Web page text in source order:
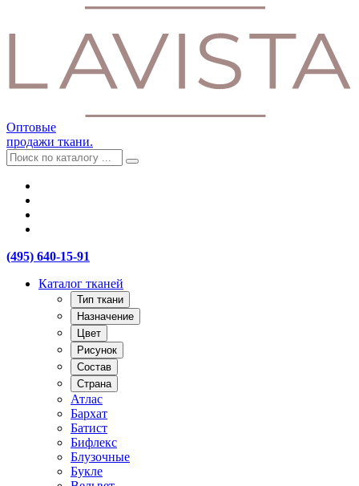
Оптовые
продажи ткани.
(495) 640-15-91
Каталог тканей
Тип ткани
Назначение
Цвет
Рисунок
Состав
Страна
Атлас
Бархат
Батист
Бифлекс
Блузочные
Букле